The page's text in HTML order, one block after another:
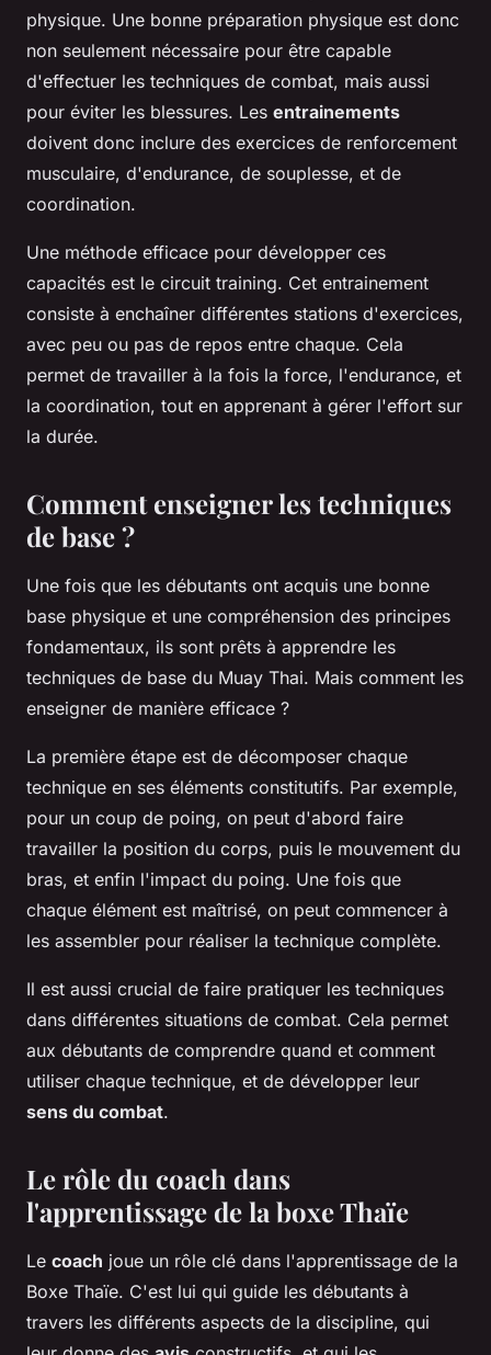
physique. Une bonne préparation physique est donc
non seulement nécessaire pour être capable
d'effectuer les techniques de combat, mais aussi
pour éviter les blessures. Les entrainements
doivent donc inclure des exercices de renforcement
musculaire, d'endurance, de souplesse, et de
coordination.
Une méthode efficace pour développer ces
capacités est le circuit training. Cet entrainement
consiste à enchaîner différentes stations d'exercices,
avec peu ou pas de repos entre chaque. Cela
permet de travailler à la fois la force, l'endurance, et
la coordination, tout en apprenant à gérer l'effort sur
la durée.
Comment enseigner les techniques
de base ?
Une fois que les débutants ont acquis une bonne
base physique et une compréhension des principes
fondamentaux, ils sont prêts à apprendre les
techniques de base du Muay Thai. Mais comment les
enseigner de manière efficace ?
La première étape est de décomposer chaque
technique en ses éléments constitutifs. Par exemple,
pour un coup de poing, on peut d'abord faire
travailler la position du corps, puis le mouvement du
bras, et enfin l'impact du poing. Une fois que
chaque élément est maîtrisé, on peut commencer à
les assembler pour réaliser la technique complète.
Il est aussi crucial de faire pratiquer les techniques
dans différentes situations de combat. Cela permet
aux débutants de comprendre quand et comment
utiliser chaque technique, et de développer leur
sens du combat.
Le rôle du coach dans
l'apprentissage de la boxe Thaïe
Le coach joue un rôle clé dans l'apprentissage de la
Boxe Thaïe. C'est lui qui guide les débutants à
travers les différents aspects de la discipline, qui